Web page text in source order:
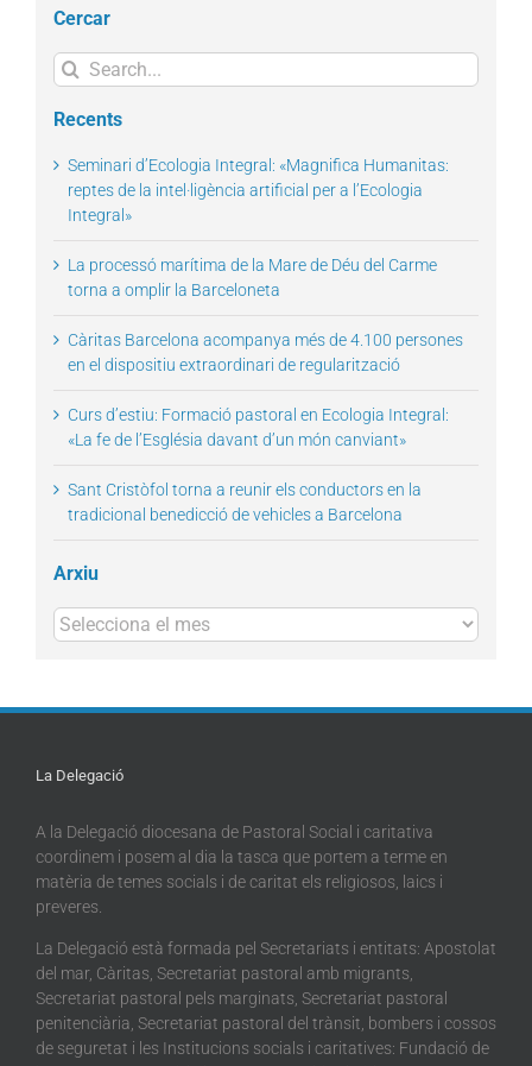
Cercar
Search
for:
Recents
Seminari d’Ecologia Integral: «Magnifica Humanitas:
reptes de la intel·ligència artificial per a l’Ecologia
Integral»
La processó marítima de la Mare de Déu del Carme
torna a omplir la Barceloneta
Càritas Barcelona acompanya més de 4.100 persones
en el dispositiu extraordinari de regularització
Curs d’estiu: Formació pastoral en Ecologia Integral:
«La fe de l’Església davant d’un món canviant»
Sant Cristòfol torna a reunir els conductors en la
tradicional benedicció de vehicles a Barcelona
Arxiu
Arxius
La Delegació
A la Delegació diocesana de Pastoral Social i caritativa
coordinem i posem al dia la tasca que portem a terme en
matèria de temes socials i de caritat els religiosos, laics i
preveres.
La Delegació està formada pel Secretariats i entitats: Apostolat
del mar, Càritas, Secretariat pastoral amb migrants,
Secretariat pastoral pels marginats, Secretariat pastoral
penitenciària, Secretariat pastoral del trànsit, bombers i cossos
de seguretat i les Institucions socials i caritatives: Fundació de